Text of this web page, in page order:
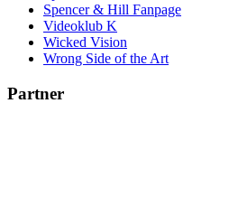
Spencer & Hill Fanpage
Videoklub K
Wicked Vision
Wrong Side of the Art
Partner